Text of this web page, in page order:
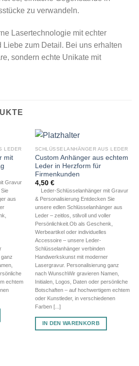
zu verwandeln.
Lasertechnologie mit echter
Liebe zum Detail. Bei uns erhalten
sondern echte Unikate mit
LEDER
mit
Gravur
aus
ganz
echtem
SCHLÜSSELANHÄNGER AUS LEDER
Custom Anhänger aus echtem
Leder in Herzform für
Firmenkunden
4,50 €
Leder-Schlüsselanhänger mit Gravur
& Personalisierung Entdecken Sie
unsere edlen Schlüsselanhänger aus
Leder – zeitlos, stilvoll und voller
Persönlichkeit.Ob als Geschenk,
Werbeartikel oder individuelles
Accessoire – unsere Leder-
Schlüsselanhänger verbinden
Handwerkskunst mit moderner
Lasergravur. Personalisierung ganz
nach WunschWir gravieren Namen,
Initialen, Logos, Daten oder persönliche
Botschaften – auf hochwertigem echtem
oder Kunstleder, in verschiedenen
Farben [...]
IN DEN WARENKORB